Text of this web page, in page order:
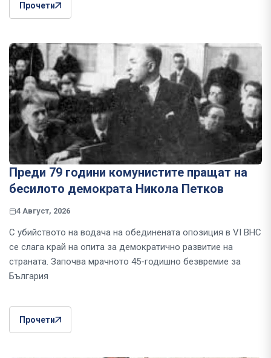
Прочети
Преди 79 години комунистите пращат на
бесилото демократа Никола Петков
4 Август, 2026
С убийството на водача на обединената опозиция в VI ВНС
се слага край на опита за демократично развитие на
страната. Започва мрачното 45-годишно безвремие за
България
Прочети